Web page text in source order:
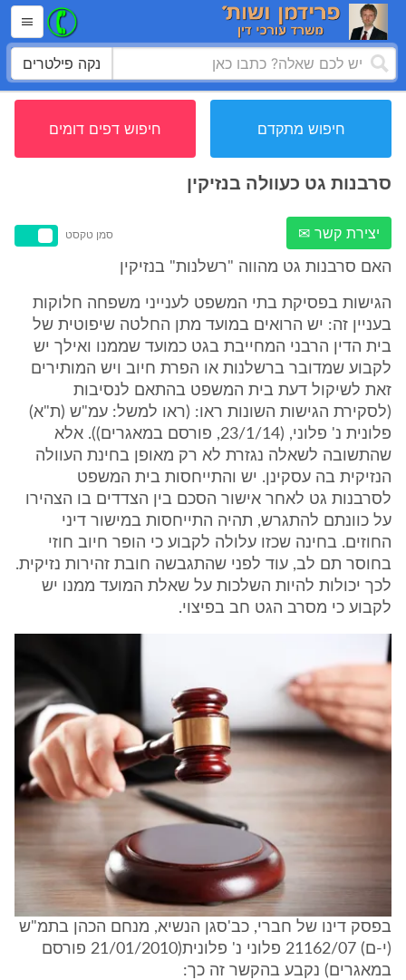
נקה פילטרים
חיפוש מתקדם חיפוש דפים דומים
סרבנות גט כעוולה בנזיקין
יצירת קשר ✉ סמן טקסט
האם סרבנות גט מהווה "רשלנות" בנזיקין
הגישות בפסיקת בתי המשפט לענייני משפחה חלוקות
בעניין זה: יש הרואים במועד מתן החלטה שיפוטית של
בית הדין הרבני המחייבת בגט כמועד שממנו ואילך יש
לקבוע שמדובר ברשלנות או הפרת חיוב ויש המותירים
זאת לשיקול דעת בית המשפט בהתאם לנסיבות
(לסקירת הגישות השונות ראו: (ראו למשל: עמ"ש (ת"א)
פלונית נ' פלוני, (23/1/14, פורסם במאגרים)). אלא
שהתשובה לשאלה נגזרת לא רק מאופן בחינת העוולה
הנזיקית בה עסקינן. יש והתייחסות בית המשפט
לסרבנות גט לאחר אישור הסכם בין הצדדים בו הצהירו
על כוונתם להתגרש, תהיה התייחסות במישור דיני
החוזים. בחינה שכזו עלולה לקבוע כי הופר חיוב חוזי
בחוסר תם לב, עוד לפני שהתגבשה חובת זהירות נזיקית.
לכך יכולות להיות השלכות על שאלת המועד ממנו יש
לקבוע כי מסרב הגט חב בפיצוי.
בפסק דינו של חברי, כב'סגן הנשיא, מנחם הכהן בתמ"ש
(י-ם) 21162/07 פלוני נ' פלונית(21/01/2010 פורסם
במאגרים) נקבע בהקשר זה כך: